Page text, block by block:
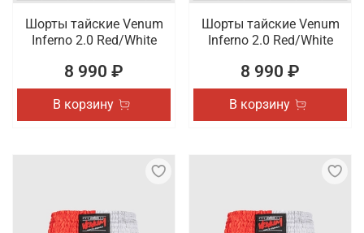
Шорты тайские Venum
Inferno 2.0 Red/White
8 990 ₽
В корзину
Шорты тайские Venum
Inferno 2.0 Red/White
8 990 ₽
В корзину